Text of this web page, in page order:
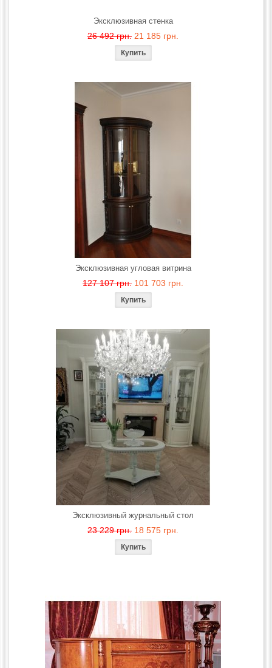
Эксклюзивная стенка
26 492 грн. 21 185 грн.
Эксклюзивная угловая витрина
127 107 грн. 101 703 грн.
Эксклюзивный журнальный стол
23 229 грн. 18 575 грн.